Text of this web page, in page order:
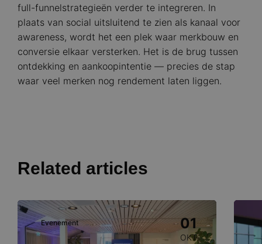
full-funnelstrategieën verder te integreren. In
plaats van social uitsluitend te zien als kanaal voor
awareness, wordt het een plek waar merkbouw en
conversie elkaar versterken. Het is de brug tussen
ontdekking en aankoopintentie — precies de stap
waar veel merken nog rendement laten liggen.
Related articles
Evenement 01
OKT
Image